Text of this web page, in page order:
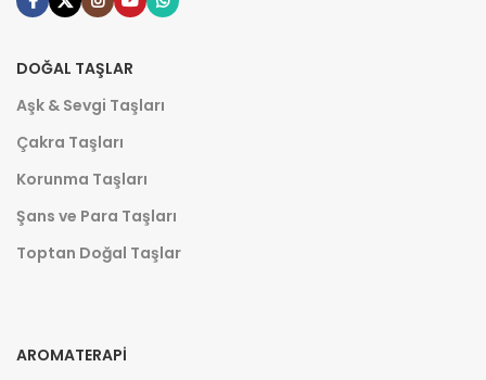
DOĞAL TAŞLAR
Aşk & Sevgi Taşları
Çakra Taşları
Korunma Taşları
Şans ve Para Taşları
Toptan Doğal Taşlar
AROMATERAPI